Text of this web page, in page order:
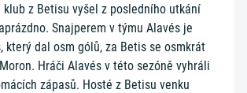
klub z Betisu vyšel z posledního utkání
Snajperem v týmu Alavés je
který dal osm gólů, za Betis se osmkrát
Hráči Alavés v této sezóně vyhráli
zápasů. Hosté z Betisu venku